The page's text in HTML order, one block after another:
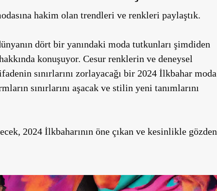
hakim olan trendleri ve renkleri paylaştık.
dört bir yanındaki moda tutkunları şimdiden
konuşuyor. Cesur renklerin ve deneysel
sınırlarını zorlayacağı bir 2024 İlkbahar moda
sınırlarını aşacak ve stilin yeni tanımlarını
2024 İlkbaharının öne çıkan ve kesinlikle gözden